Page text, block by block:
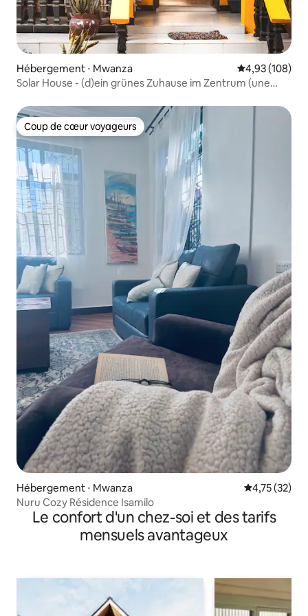
Hébergement ⋅ Mwanza Évaluation
4,93 (108)
Solar House - (d)ein grünes Zuhause im Zentrum (une
Coup de cœur voyageurs
Coup de cœur voyageurs
Hébergement ⋅ Mwanza Évaluation
4,75 (32)
Nuru Cozy Résidence Isamilo
Le confort d'un chez-soi et des tarifs
mensuels avantageux